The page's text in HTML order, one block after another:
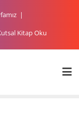
Kitap Oku